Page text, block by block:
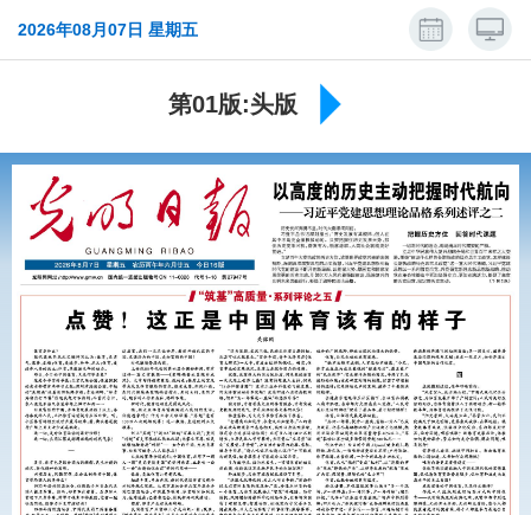
2026年08月07日 星期五
第01版:头版